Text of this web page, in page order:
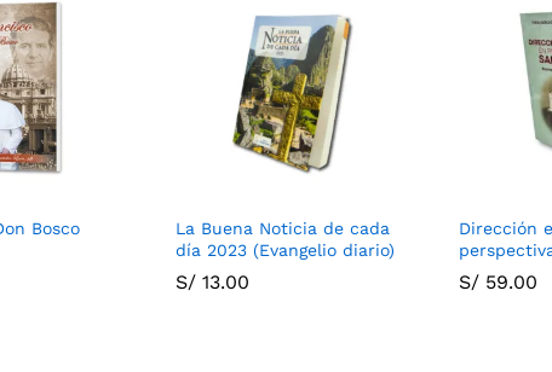
Bosco
La Buena Noticia de cada
día 2023 (Evangelio diario)
S/ 13.00
Dirección
S/ 59.00